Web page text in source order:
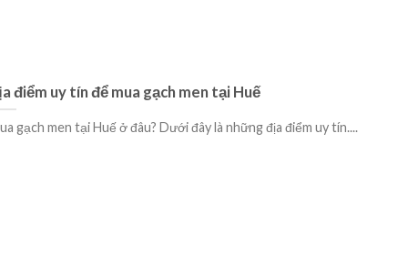
điểm uy tín để mua gạch men tại Huế
gạch men tại Huế ở đâu? Dưới đây là những địa điểm uy tín....